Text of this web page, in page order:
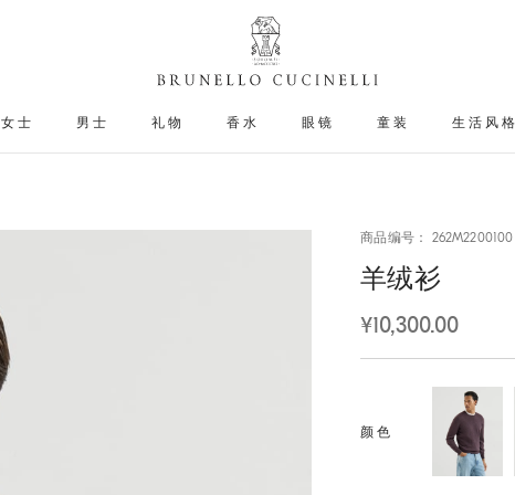
女士 男士 礼物 香水 眼镜 童装 生活风
商品编号： 262M2200100
羊绒衫
¥10,300.00
颜色